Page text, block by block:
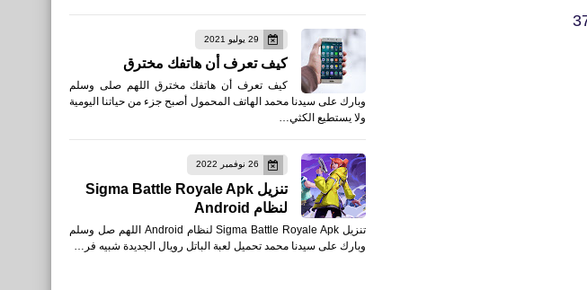
29 يوليو 2021
كيف تعرف أن هاتفك مخترق
كيف تعرف أن هاتفك مخترق اللهم صلى وسلم
وبارك على سيدنا محمد الهاتف المحمول أصبح جزء من حياتنا اليومية
ولا يستطيع الكثي…
26 نوفمبر 2022
تنزيل Sigma Battle Royale Apk
لنظام Android
تنزيل Sigma Battle Royale Apk لنظام Android اللهم صل وسلم
وبارك على سيدنا محمد تحميل لعبة الباتل رويال الجديدة شبيه فر…
العاب
تحميل لعبة كرة القدم Vive Le
Football للأندرويد APK
العاب